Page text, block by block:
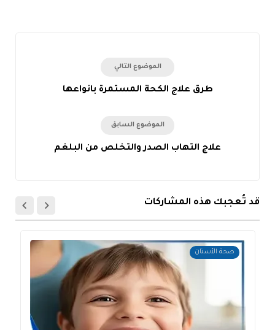
الموضوع التالي
طرق علاج الكحة المستمرة بانواعها
الموضوع السابق
علاج التهاب الصدر والتخلص من البلغم
قد تُعجبك هذه المشاركات
صحة الأسنان